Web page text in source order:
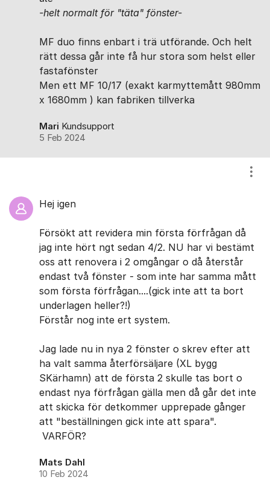
-helt normalt för "täta" fönster-
MF duo finns enbart i trä utförande. Och helt
rätt dessa går inte få hur stora som helst eller
fastafönster
Men ett MF 10/17 (exakt karmyttemått 980mm
x 1680mm ) kan fabriken tillverka
Mari Kundsupport
5 Feb 2024
Hej igen
Försökt att revidera min första förfrågan då
jag inte hört ngt sedan 4/2. NU har vi bestämt
oss att renovera i 2 omgångar o då återstår
endast två fönster - som inte har samma mått
som första förfrågan....(gick inte att ta bort
underlagen heller?!)
Förstår nog inte ert system.
Jag lade nu in nya 2 fönster o skrev efter att
ha valt samma återförsäljare (XL bygg
SKärhamn) att de första 2 skulle tas bort o
endast nya förfrågan gälla men då går det inte
att skicka för detkommer upprepade gånger
att "beställningen gick inte att spara".
VARFÖR?
Mats Dahl
10 Feb 2024